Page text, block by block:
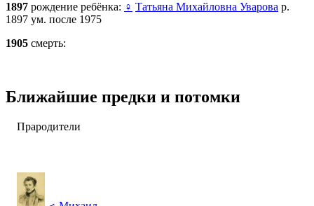
1897 рождение ребёнка: ♀ Татьяна Михайловна Уварова р.
1897 ум. после 1975
1905 смерть:
Ближайшие предки и потомки
Прародители